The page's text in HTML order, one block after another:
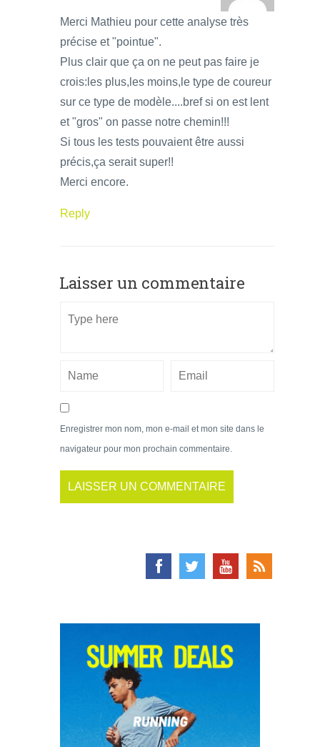
Merci Mathieu pour cette analyse très
précise et "pointue".
Plus clair que ça on ne peut pas faire je
crois:les plus,les moins,le type de coureur
sur ce type de modèle....bref si on est lent
et "gros" on passe notre chemin!!!
Si tous les tests pouvaient être aussi
précis,ça serait super!!
Merci encore.
Reply
Laisser un commentaire
Enregistrer mon nom, mon e-mail et mon site dans le
navigateur pour mon prochain commentaire.